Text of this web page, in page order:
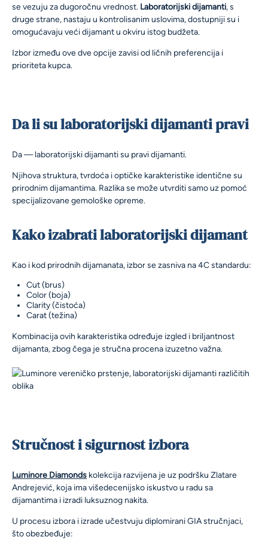
se vezuju za dugoročnu vrednost. Laboratorijski dijamanti, s
druge strane, nastaju u kontrolisanim uslovima, dostupniji su i
omogućavaju veći dijamant u okviru istog budžeta.
Izbor između ove dve opcije zavisi od ličnih preferencija i
prioriteta kupca.
Da li su laboratorijski dijamanti pravi
Da — laboratorijski dijamanti su pravi dijamanti.
Njihova struktura, tvrdoća i optičke karakteristike identične su
prirodnim dijamantima. Razlika se može utvrditi samo uz pomoć
specijalizovane gemološke opreme.
Kako izabrati laboratorijski dijamant
Kao i kod prirodnih dijamanata, izbor se zasniva na 4C standardu:
Cut (brus)
Color (boja)
Clarity (čistoća)
Carat (težina)
Kombinacija ovih karakteristika određuje izgled i briljantnost
dijamanta, zbog čega je stručna procena izuzetno važna.
Stručnost i sigurnost izbora
Luminore Diamonds kolekcija razvijena je uz podršku Zlatare
Andrejević, koja ima višedecenijsko iskustvo u radu sa
dijamantima i izradi luksuznog nakita.
U procesu izbora i izrade učestvuju diplomirani GIA stručnjaci,
što obezbeđuje: